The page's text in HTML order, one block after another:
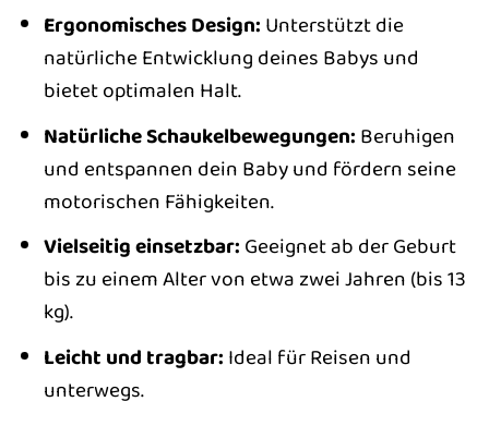
Ergonomisches Design: Unterstützt die
natürliche Entwicklung deines Babys und
bietet optimalen Halt.
Natürliche Schaukelbewegungen: Beruhigen
und entspannen dein Baby und fördern seine
motorischen Fähigkeiten.
Vielseitig einsetzbar: Geeignet ab der Geburt
bis zu einem Alter von etwa zwei Jahren (bis 13
kg).
Leicht und tragbar: Ideal für Reisen und
unterwegs.